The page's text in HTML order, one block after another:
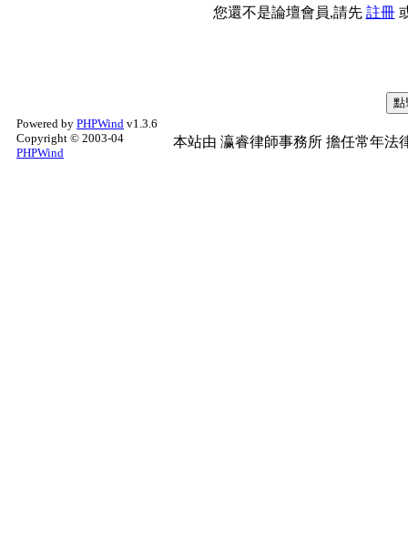
您還不是論壇會員,請先 註冊
Powered by PHPWind v1.3.6
Copyright © 2003-04
PHPWind
本站由 瀛睿律師事務所 擔任常年法